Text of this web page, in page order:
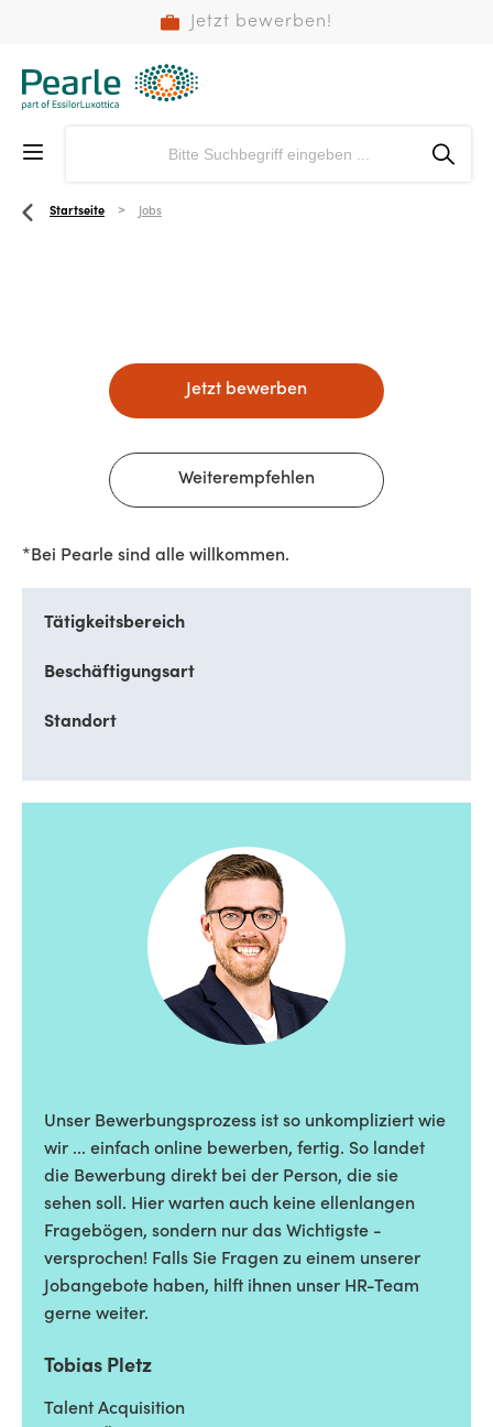
Jetzt bewerben!
Startseite Jobs
Jetzt bewerben
Weiterempfehlen
*Bei Pearle sind alle willkommen.
Tätigkeitsbereich
Beschäftigungsart
Standort
Unser Bewerbungsprozess ist so unkompliziert wie
wir ... einfach online bewerben, fertig. So landet
die Bewerbung direkt bei der Person, die sie
sehen soll. Hier warten auch keine ellenlangen
Fragebögen, sondern nur das Wichtigste -
versprochen! Falls Sie Fragen zu einem unserer
Jobangebote haben, hilft ihnen unser HR-Team
gerne weiter.
Tobias Pletz
Talent Acquisition